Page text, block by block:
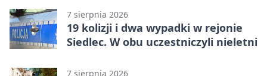
7 sierpnia 2026
19 kolizji i dwa wypadki w rejonie
Siedlec. W obu uczestniczyli nieletni
7 sierpnia 2026